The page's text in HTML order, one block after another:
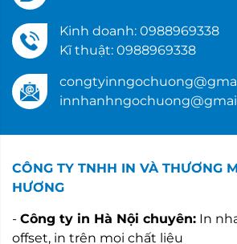
Kinh doanh: 0988969338
Kĩ thuật: 0988969338
CÔNG TY TNHH IN VÀ THƯƠNG
HƯƠNG
- Công ty in Hà Nội chuyên: In
offset, in trên mọi chất liệu